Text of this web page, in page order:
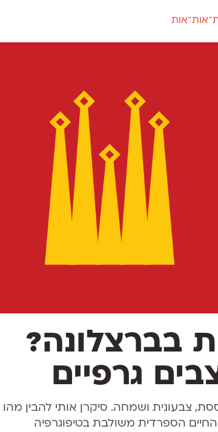
פרנק־רי
פרנק־רי צר
חדש
שלוק
תעמולה
בברצלונה?
צבעונית ושמחה. סיקרן אותי להבין מהו
הספרדית משולבת בטיפוגרפיה